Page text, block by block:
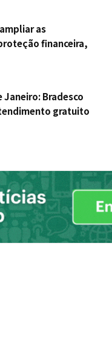
as
financeira,
capital segurado
Janeiro: Bradesco
gratuito